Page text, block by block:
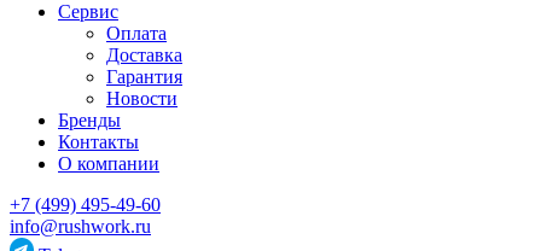
Сервис
Оплата
Доставка
Гарантия
Новости
Бренды
Контакты
О компании
+7 (499) 495-49-60
info@rushwork.ru